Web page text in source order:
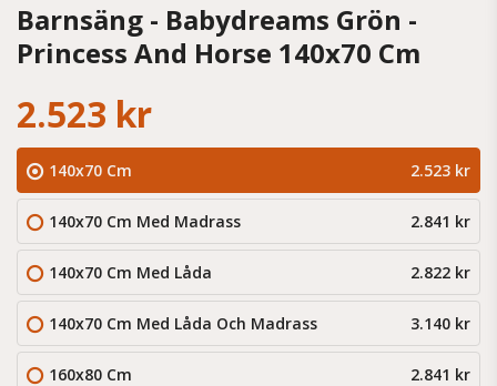
Barnsäng - Babydreams Grön -
Princess And Horse 140x70 Cm
2.523 kr
140x70 Cm 2.523 kr
140x70 Cm Med Madrass 2.841 kr
140x70 Cm Med Låda 2.822 kr
140x70 Cm Med Låda Och Madrass 3.140 kr
160x80 Cm 2.841 kr